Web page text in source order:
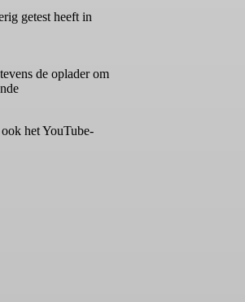
getest heeft in
de oplader om
het YouTube-